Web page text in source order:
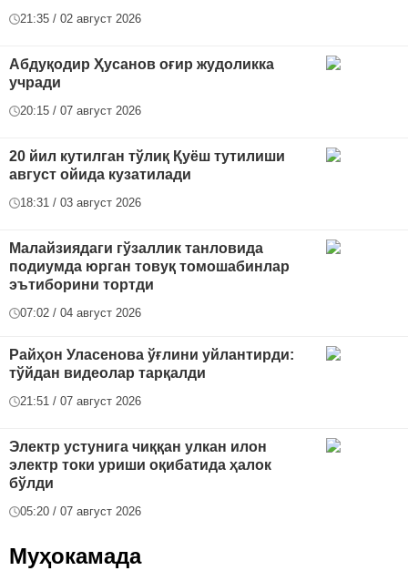
21:35 / 02 август 2026
Абдуқодир Ҳусанов оғир жудоликка
учради
20:15 / 07 август 2026
20 йил кутилган тўлиқ Қуёш тутилиши
август ойида кузатилади
18:31 / 03 август 2026
Малайзиядаги гўзаллик танловида
подиумда юрган товуқ томошабинлар
эътиборини тортди
07:02 / 04 август 2026
Райҳон Уласенова ўғлини уйлантирди:
тўйдан видеолар тарқалди
21:51 / 07 август 2026
Электр устунига чиққан улкан илон
электр токи уриши оқибатида ҳалок
бўлди
05:20 / 07 август 2026
Муҳокамада